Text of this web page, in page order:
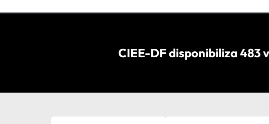
CIEE-DF disponibiliza 483